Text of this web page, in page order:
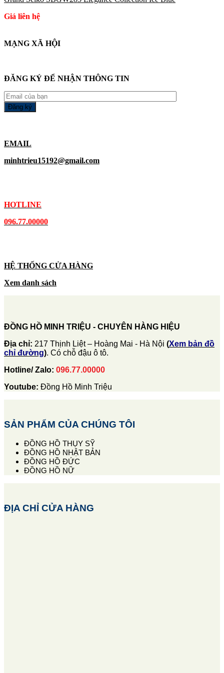
Giá liên hệ
MẠNG XÃ HỘI
ĐĂNG KÝ ĐỂ NHẬN THÔNG TIN
EMAIL
minhtrieu15192@gmail.com
HOTLINE
096.77.00000
HỆ THỐNG CỬA HÀNG
Xem danh sách
ĐỒNG HỒ MINH TRIỆU - CHUYÊN HÀNG HIỆU
Địa chỉ: 217 Thịnh Liệt – Hoàng Mai - Hà Nội (Xem bản đồ
chỉ đường). Có chỗ đậu ô tô.
Hotline/ Zalo: 096.77.00000
Youtube: Đồng Hồ Minh Triệu
SẢN PHẨM CỦA CHÚNG TÔI
ĐỒNG HỒ THỤY SỸ
ĐỒNG HỒ NHẬT BẢN
ĐỒNG HỒ ĐỨC
ĐỒNG HỒ NỮ
ĐỊA CHỈ CỬA HÀNG